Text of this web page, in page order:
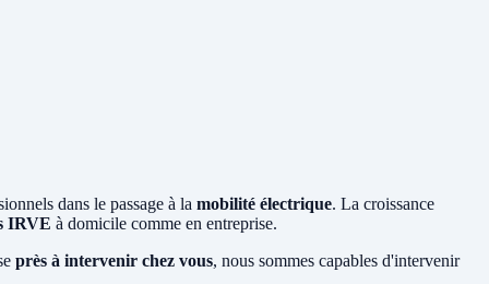
dans le passage à la mobilité électrique. La croissance
IRVE à domicile comme en entreprise.
près à intervenir chez vous, nous sommes capables d'intervenir